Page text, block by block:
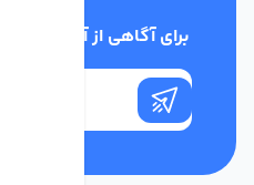
برای آگاهی از آخرین